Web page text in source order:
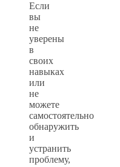
Если
вы
не
уверены
в
своих
навыках
или
не
можете
самостоятельно
обнаружить
и
устранить
проблему,